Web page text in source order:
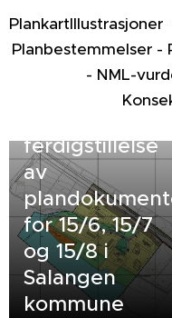
Planbestemmelser -
- NML-
ferdigstillelse
av
for 15/6, 15/7
og 15/8 i
Salangen
kommune